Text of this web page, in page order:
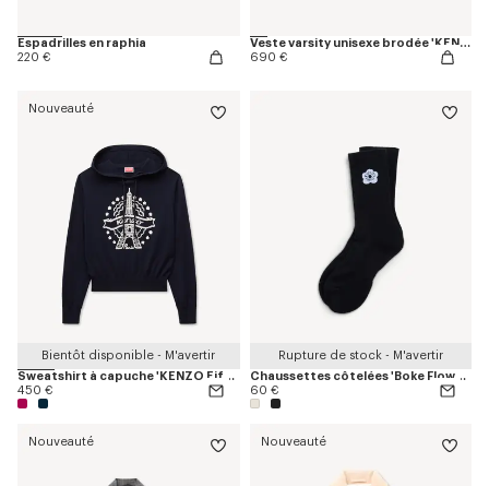
Espadrilles en raphia
220 €
Veste varsity unisexe brodée 'KENZO Jumping Tiger' en coton
690 €
Nouveauté
Bientôt disponible - M'avertir
Sweatshirt à capuche 'KENZO Eiffel Tower Design' en laine
450 €
Rupture de stock - M'avertir
Chaussettes côtelées 'Boke Flower 2.0' en coton
60 €
Nouveauté Nouveauté